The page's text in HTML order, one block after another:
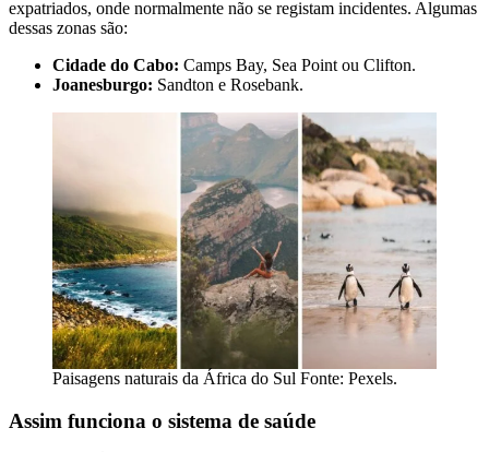
expatriados, onde normalmente não se registam incidentes. Algumas
dessas zonas são:
Cidade do Cabo: Camps Bay, Sea Point ou Clifton.
Joanesburgo: Sandton e Rosebank.
Paisagens naturais da África do Sul Fonte: Pexels.
Assim funciona o sistema de saúde